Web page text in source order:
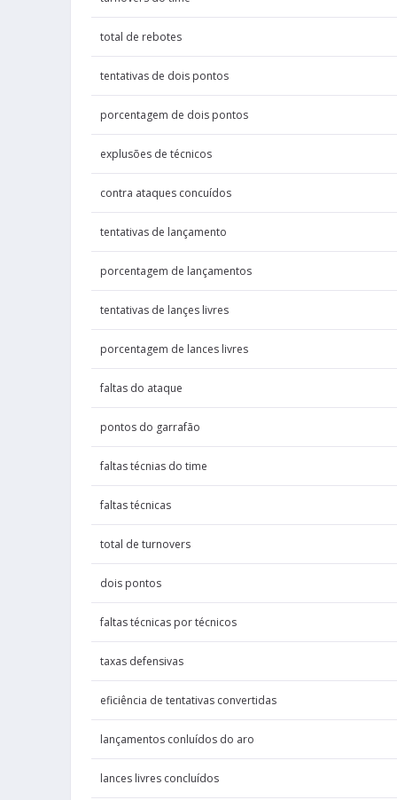
Julius
Sharpe
Day' Ron
Randle
Julius
Julius
Mann faltas
Keon
Randle
Julius
Randle
Julius
tentativas de
Wolf
Danny
Julius
Wolf
Julius
Michael
Porter Jr.
bolas
Julius
Ellis
Randle
total de rebotes
tentativas de dois pontos
porcentagem de dois pontos
explusões de técnicos
contra ataques concuídos
tentativas de lançamento
porcentagem de lançamentos
tentativas de lançes livres
porcentagem de lances livres
faltas do ataque
pontos do garrafão
faltas técnias do time
faltas técnicas
total de turnovers
dois pontos
faltas técnicas por técnicos
taxas defensivas
eficiência de tentativas convertidas
lançamentos conluídos do aro
lances livres concluídos